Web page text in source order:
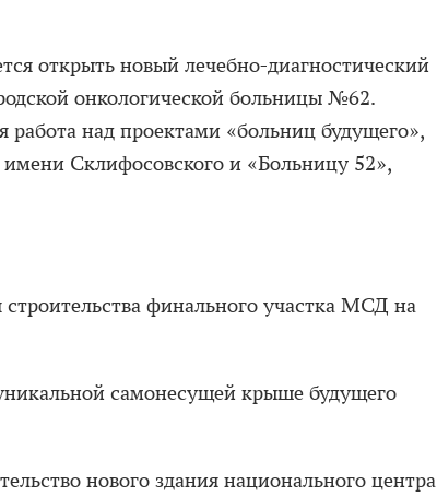
открыть новый лечебно-диагностический
онкологической больницы №62.
работа над проектами «больниц будущего»,
Склифосовского и «Больницу 52»,
строительства финального участка МСД на
самонесущей крыше будущего
нового здания национального центра